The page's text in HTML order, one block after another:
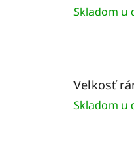
Skladom u
Velkosť
Skladom u